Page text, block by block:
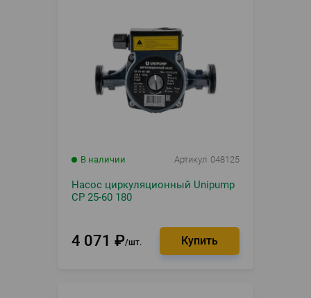
В наличии Артикул 048125
Насос циркуляционный Unipump
CP 25-60 180
4 071 ₽ шт.